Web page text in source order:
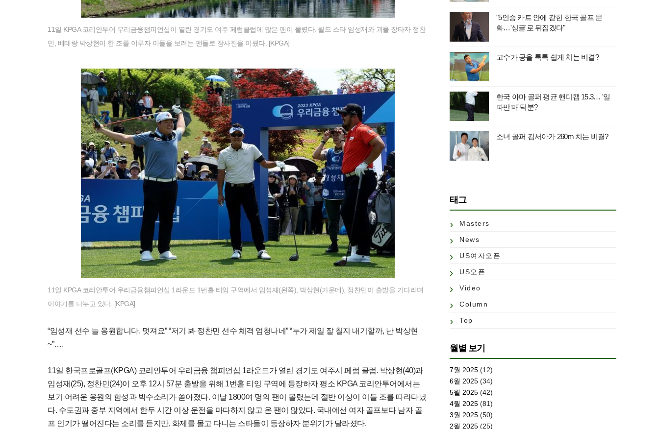
11일 KPGA 코리안투어 우리금융챔피언십이 열린 경기도 여주 페럼클럽에 많은 팬이 몰렸다. 월드 스타 임성재와 괴물 장타자 정찬
민, 베테랑 박상현이 한 조를 이루자 이들을 보려는 팬들로 장사진을 이뤘다. [KPGA]
11일 KPGA 코리안투어 우리금융챔피언십 1라운드 1번홀 티잉 구역에서 임성재(왼쪽), 박상현(가운데), 정찬민이 출발을 기다리며
이야기를 나누고 있다. [KPGA]
“임성재 선수 늘 응원합니다. 멋져요” “저기 봐 정찬민 선수 체격 엄청나네” “누가 제일 잘 칠지 내기할까, 난 박상현
~”….
11일 한국프로골프(KPGA) 코리안투어 우리금융 챔피언십 1라운드가 열린 경기도 여주시 페럼 클럽. 박상현(40)과
임성재(25), 정찬민(24)이 오후 12시 57분 출발을 위해 1번홀 티잉 구역에 등장하자 평소 KPGA 코리안투어에서는
보기 어려운 응원의 함성과 박수소리가 쏟아졌다. 이날 1800여 명의 팬이 몰렸는데 절반 이상이 이들 조를 따라다녔
다. 수도권과 중부 지역에서 한두 시간 이상 운전을 마다하지 않고 온 팬이 많았다. 국내에선 여자 골프보다 남자 골
프 인기가 떨어진다는 소리를 듣지만, 화제를 몰고 다니는 스타들이 등장하자 분위기가 달라졌다.
"5인승 카트 안에 갇힌 한국 골프 문
화…'싱글'로 뒤집겠다"
고수가 공을 툭툭 쉽게 치는 비결?
한국 아마 골퍼 평균 핸디캡 15.3… '일
파만파' 덕분?
소녀 골퍼 김서아가 260m 치는 비결?
태그
Masters
News
US여자오픈
US오픈
Video
Column
Top
월별 보기
7월 2025 (12)
6월 2025 (34)
5월 2025 (42)
4월 2025 (81)
3월 2025 (50)
2월 2025 (25)